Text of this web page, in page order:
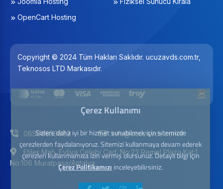
OpenCart Hosting
Copyright © 2024 Tüm Hakları Saklıdır. ucuzavds.com.tr,
Teknosos LTD Markasıdır.
08508853682 info@ucuzavds.com.tr
Etiler Mah. Evliya Çelebi Cad. No:23 Remel Plaza Kat:1
No:106 Muratpaşa/Antalya
Çerez Kullanımı
Sizlere daha iyi bir hizmet sunabilmek için sitemizde
çerezlerden faydalanıyoruz. Sitemizi kullanmaya devam ederek
çerezleri kullanmamıza izin vermiş olursunuz. Detaylı bilgi için
Çerez Politikamızı inceleyebilirsiniz.